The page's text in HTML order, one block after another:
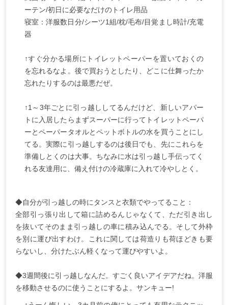
ーテン/初日に必要なだけのトイレ用品
寝室：洋服数日分/シーツ1組/枕/毛布/目覚まし時計/充電
器
↑すぐ分かる場所にトイレットペーパーを置いておくの
を忘れるなよ。後で買おうとしたり、どこに仕舞ったか
忘れたりするのは最悪だぜ。
↑1～3年ごとに引っ越ししてるんだけど、新しいアパー
トに入居したらまずスーパーに行ってトイレットペーパ
ーとペーパータオルとペットボトルの水を買うことにし
てる。実際に引っ越しするのは後日でも、先にこれらを
準備しとくのは大事。ちなみに水は引っ越し手伝ってく
れる友達用に、備え付けの冷蔵庫に入れて冷やしとく。
◆自分が引っ越しの時にタンスと衣類でやってること：
全部引っ張り出して箱に詰めるんじゃなくて、ただ引き出し
を抜いてそのまま引っ越しの車に積み込んでる。そして外枠
を別に運び出すわけ。これに関しては荷造りも荷ほどきも要
らないし、分けたぶん軽くなって運びやすいよ。
◆3週間後に引っ越しなんだ。すごく良いアイデアだね。洋服
を移動させるのに使うことにするよ。サンキュー!